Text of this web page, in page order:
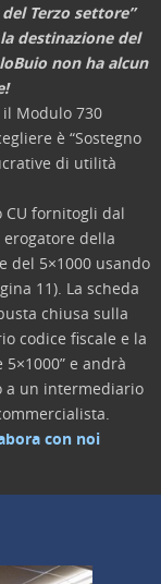
Terzo settore”
destinazione del
non ha alcun
Modulo 730
è “Sostegno
di utilità
CU fornitogli dal
erogatore della
del 5×1000 usando
11). La scheda
chiusa sulla
codice fiscale e la
e andrà
a un intermediario
con noi